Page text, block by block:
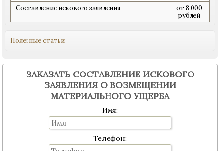
Составление искового заявления
от 8 000
рублей
Полезные статьи
ЗАКАЗАТЬ СОСТАВЛЕНИЕ ИСКОВОГО
ЗАЯВЛЕНИЯ О ВОЗМЕЩЕНИИ
МАТЕРИАЛЬНОГО УЩЕРБА
Имя:
Телефон: